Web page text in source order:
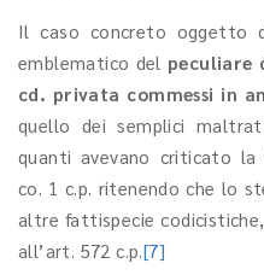
Il caso concreto oggetto
emblematico del peculiare
cd. privata commessi in
quello dei semplici
quanti avevano criticato la
co. 1 c.p. ritenendo che lo
altre fattispecie
all’art. 572 c.p.[7]